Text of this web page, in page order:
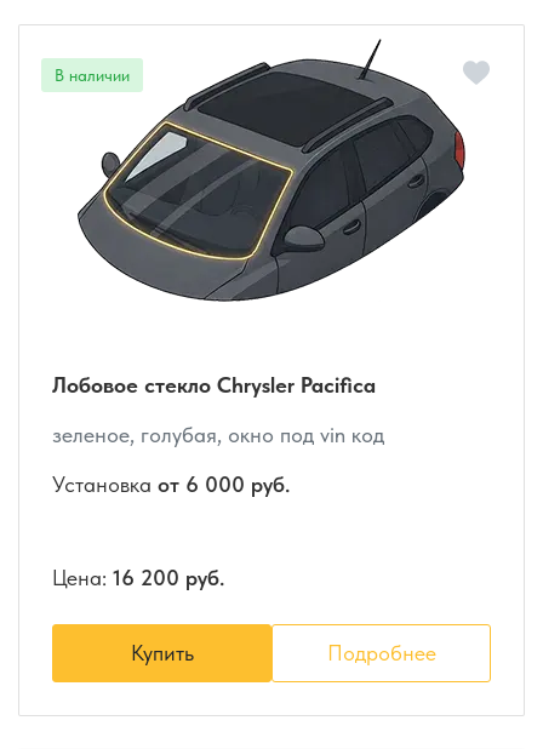
Лобовое стекло Chrysler Pacifica
зеленое, голубая, окно под vin код
Установка от 6 000 руб.
Цена: 16 200 руб.
Купить Подробнее